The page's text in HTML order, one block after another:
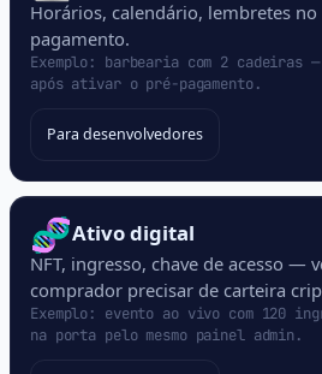
Horários, calendário, lembretes
pagamento.
Exemplo: barbearia com 2 cadeiras —
após ativar o pré-pagamento.
Para desenvolvedores
🧬Ativo digital
NFT, ingresso, chave de acesso —
comprador precisar de carteira
Exemplo: evento ao vivo com 120
na porta pelo mesmo painel admin.